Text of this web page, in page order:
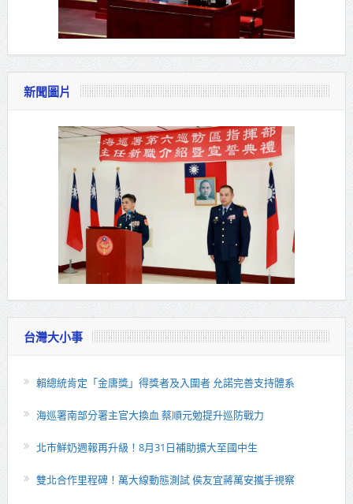
新聞圖片
台灣大小事
賴總統肯定「金唐獎」得獎者及入圍者 允諾完善支持體系
海巡署南部分署主官大換血 蔡順元勉提升巡防戰力
北市鮮奶週報再升級！8月31日補助擴大至國中生
雙北合作里程碑！萬大線動態測試 侯友宜蔣萬安攜手視察